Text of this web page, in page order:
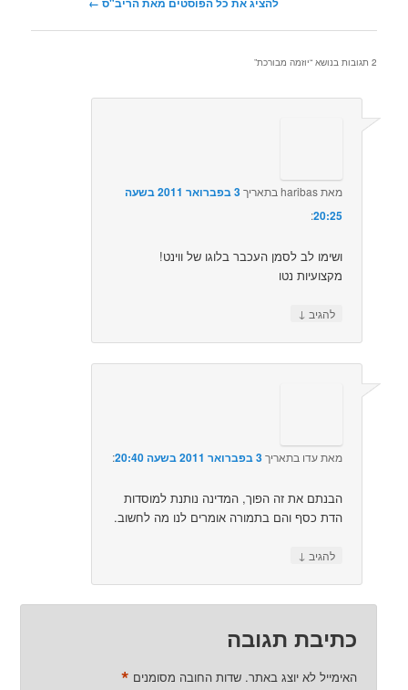
2 תגובות בנושא “ יוזמה מבורכת”
מאתharibas בתאריך
3 בפברואר 2011 בשעה
20:25
:‏
ושימו לב לסמן העכבר בלוגו של ווינט!
מקצועיות נטו
להגיב ↓
מאתעדו בתאריך3 בפברואר 2011 בשעה 20:40 :‏
הבנתם את זה הפוך, המדינה נותנת למוסדות
הדת כסף והם בתמורה אומרים לנו מה לחשוב.
להגיב ↓
כתיבת תגובה
האימייל לא יוצג באתר. שדות החובה מסומנים *